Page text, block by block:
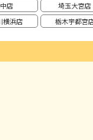
店
横浜店
埼玉大宮店
栃木宇都宮